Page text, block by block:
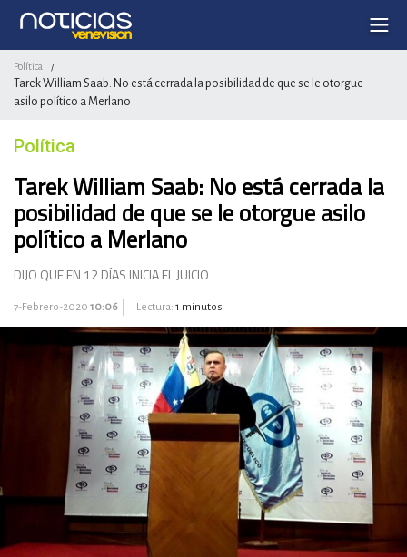
Política /
Tarek William Saab: No está cerrada la posibilidad de que se le otorgue
asilo político a Merlano
Política
Tarek William Saab: No está cerrada la
posibilidad de que se le otorgue asilo
político a Merlano
DIJO QUE EN 12 DÍAS INICIA EL JUICIO
7-Febrero-2020 10:06 Lectura: 1 minutos